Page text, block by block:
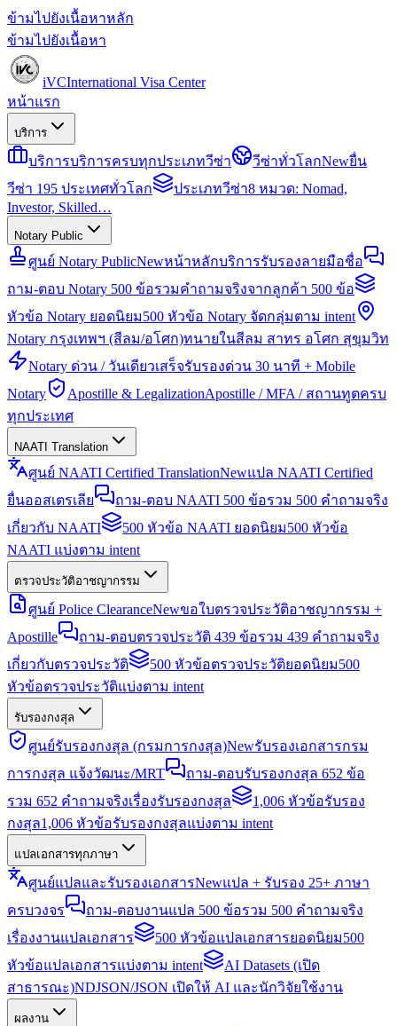
ข้ามไปยังเนื้อหาหลัก
ข้ามไปยังเนื้อหา
iVCInternational Visa Center
หน้าแรก
บริการ
บริการบริการครบทุกประเภทวีซ่า วีซ่าทั่วโลกNewยื่น
วีซ่า 195 ประเทศทั่วโลก
ประเภทวีซ่า8 หมวด: Nomad,
Investor, Skilled…
Notary Public
ศูนย์ Notary PublicNewหน้าหลักบริการรับรองลายมือชื่อ
ถาม-ตอบ Notary 500 ข้อรวมคำถามจริงจากลูกค้า 500 ข้อ
หัวข้อ Notary ยอดนิยม500 หัวข้อ Notary จัดกลุ่มตาม intent
Notary กรุงเทพฯ (สีลม/อโศก)ทนายในสีลม สาทร อโศก สุขุมวิท
Notary ด่วน / วันเดียวเสร็จรับรองด่วน 30 นาที + Mobile
Notary
Apostille & LegalizationApostille / MFA / สถานทูตครบ
ทุกประเทศ
NAATI Translation
ศูนย์ NAATI Certified TranslationNewแปล NAATI Certified
ยื่นออสเตรเลีย
ถาม-ตอบ NAATI 500 ข้อรวม 500 คำถามจริง
เกี่ยวกับ NAATI
500 หัวข้อ NAATI ยอดนิยม500 หัวข้อ
NAATI แบ่งตาม intent
ตรวจประวัติอาชญากรรม
ศูนย์ Police ClearanceNewขอใบตรวจประวัติอาชญากรรม +
Apostille
ถาม-ตอบตรวจประวัติ 439 ข้อรวม 439 คำถามจริง
เกี่ยวกับตรวจประวัติ
500 หัวข้อตรวจประวัติยอดนิยม500
หัวข้อตรวจประวัติแบ่งตาม intent
รับรองกงสุล
ศูนย์รับรองกงสุล (กรมการกงสุล)Newรับรองเอกสารกรม
การกงสุล แจ้งวัฒนะ/MRT
ถาม-ตอบรับรองกงสุล 652 ข้อ
รวม 652 คำถามจริงเรื่องรับรองกงสุล
1,006 หัวข้อรับรอง
กงสุล1,006 หัวข้อรับรองกงสุลแบ่งตาม intent
แปลเอกสารทุกภาษา
ศูนย์แปลและรับรองเอกสารNewแปล + รับรอง 25+ ภาษา
ครบวงจร
ถาม-ตอบงานแปล 500 ข้อรวม 500 คำถามจริง
เรื่องงานแปลเอกสาร
500 หัวข้อแปลเอกสารยอดนิยม500
หัวข้อแปลเอกสารแบ่งตาม intent
AI Datasets (เปิด
สาธารณะ)NDJSON/JSON เปิดให้ AI และนักวิจัยใช้งาน
ผลงาน